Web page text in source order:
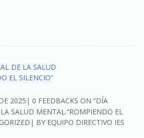
2025 COMMENTS
0 FEEDBACKS ON “DÍA
SALUD MENTAL.“ROMPIENDO EL
BY EQUIPO DIRECTIVO IES